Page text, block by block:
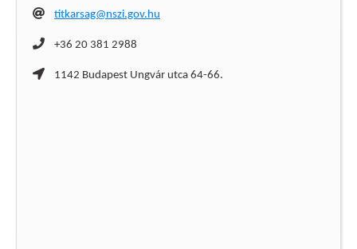
titkarsag@nszi.gov.hu
+36 20 381 2988
1142 Budapest Ungvár utca 64-66.